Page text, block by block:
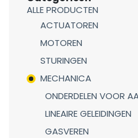
ALLE PRODUCTEN
ACTUATOREN
MOTOREN
STURINGEN
MECHANICA
ONDERDELEN VOOR
LINEAIRE GELEIDINGEN
GASVEREN